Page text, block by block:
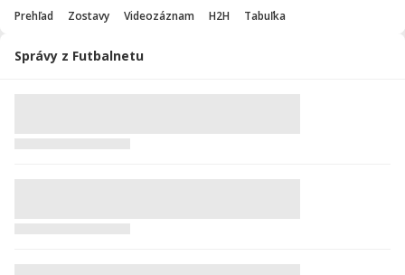
Prehľad Zostavy Videozáznam H2H Tabuľka
Správy z Futbalnetu